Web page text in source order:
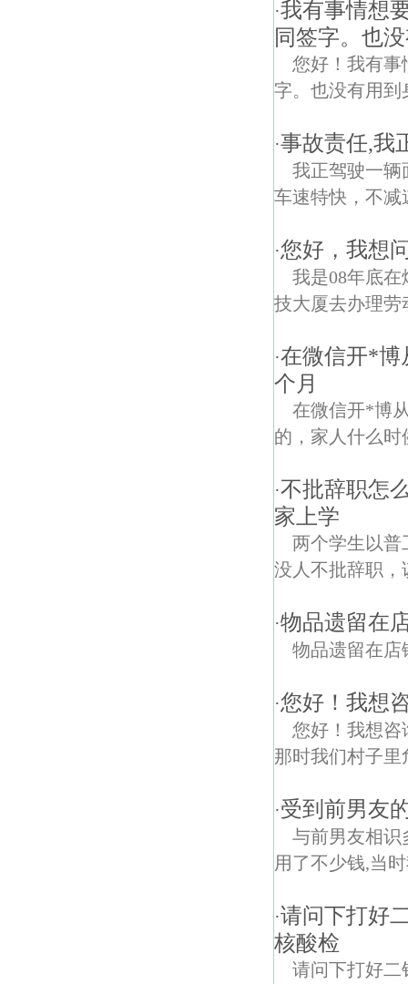
·我有事情想
同签字。也
您好！我有事
字。也没有用到
·事故责任,我
我正驾驶一辆
车速特快，不减
·您好，我想
我是08年底
技大厦去办理劳
·在微信开*博
个月
在微信开*博
的，家人什么
·不批辞职怎
家上学
两个学生以普
没人不批辞职，
·物品遗留在
物品遗留在店
·您好！我想
您好！我想咨
那时我们村子
·受到前男友
与前男友相识
用了不少钱,当
·请问下打好
核酸检
请问下打好二